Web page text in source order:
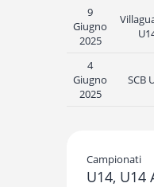
9
Giugno
2025
4
Giugno
2025
SCB
Campionati
U14, U14